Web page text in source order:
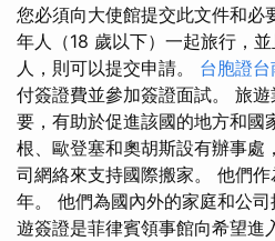
您必須向大使館提交此文件和必
年人（18 歲以下）一起旅行，
人，則可以提交申請。 台胞證台
付簽證費並參加簽證面試。 旅
要，有助於促進該國的地方和國
根、歐登塞和奧胡斯設有辦事處
司網絡來支持國際搬家。 他們
年。 他們為國內外的家庭和公
遊簽證是菲律賓領事館向希望進